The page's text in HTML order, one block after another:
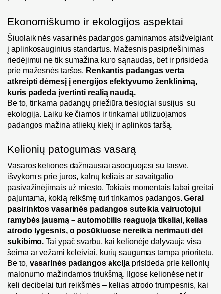
Ekonomiškumo ir ekologijos aspektai
Šiuolaikinės vasarinės padangos gaminamos atsižvelgiant
į aplinkosauginius standartus. Mažesnis pasipriešinimas
riedėjimui ne tik sumažina kuro sąnaudas, bet ir prisideda
prie mažesnės taršos. Renkantis padangas verta
atkreipti dėmesį į energijos efektyvumo ženklinimą,
kuris padeda įvertinti realią naudą.
Be to, tinkama padangų priežiūra tiesiogiai susijusi su
ekologija. Laiku keičiamos ir tinkamai utilizuojamos
padangos mažina atliekų kiekį ir aplinkos taršą.
Kelionių patogumas vasarą
Vasaros kelionės dažniausiai asocijuojasi su laisve,
išvykomis prie jūros, kalnų keliais ar savaitgalio
pasivažinėjimais už miesto. Tokiais momentais labai greitai
pajuntama, kokią reikšmę turi tinkamos padangos. Gerai
pasirinktos vasarinės padangos suteikia vairuotojui
ramybės jausmą – automobilis reaguoja tiksliai, kelias
atrodo lygesnis, o posūkiuose nereikia nerimauti dėl
sukibimo. Tai ypač svarbu, kai kelionėje dalyvauja visa
šeima ar vežami keleiviai, kurių saugumas tampa prioritetu.
Be to, vasarinės padangos akcija prisideda prie kelionių
malonumo mažindamos triukšmą. Ilgose kelionėse net ir
keli decibelai turi reikšmės – kelias atrodo trumpesnis, kai